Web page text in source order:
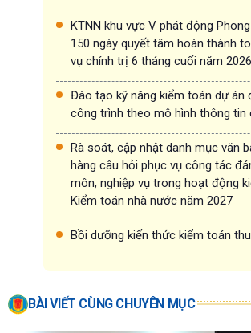
KTNN khu vực V phát động
150 ngày quyết tâm hoàn thành
vụ chính trị 6 tháng cuối năm 2026
Đào tạo kỹ năng kiểm toán dự án
công trình theo mô hình thông tin
Rà soát, cập nhật danh mục văn
hàng câu hỏi phục vụ công tác
môn, nghiệp vụ trong hoạt động
Kiểm toán nhà nước năm 2027
Bồi dưỡng kiến thức kiểm toán
BÀI VIẾT CÙNG CHUYÊN MỤC